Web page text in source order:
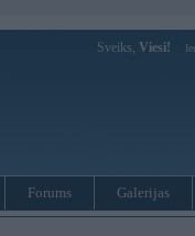
Sveiks, Viesi!
Forums Galerijas